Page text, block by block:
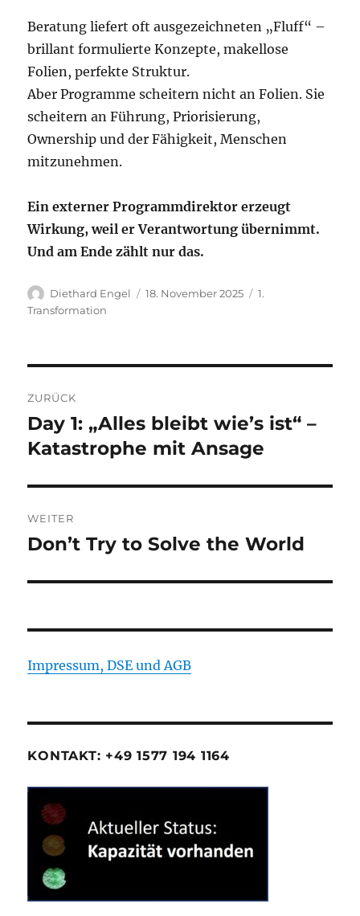
Beratung liefert oft ausgezeichneten „Fluff“ –
brillant formulierte Konzepte, makellose
Folien, perfekte Struktur.
Aber Programme scheitern nicht an Folien. Sie
scheitern an Führung, Priorisierung,
Ownership und der Fähigkeit, Menschen
mitzunehmen.
Ein externer Programmdirektor erzeugt
Wirkung, weil er Verantwortung übernimmt.
Und am Ende zählt nur das.
Autor
Diethard Engel
Veröffentlicht
18. November 2025 Kategorien
1.
Transformation
ZURÜCK
Vorheriger
Beitrag:
Day 1: „Alles bleibt wie’s ist“ –
Katastrophe mit Ansage
WEITER
Nächster
Don’t Try to Solve the World
Impressum, DSE und AGB
KONTAKT: +49 1577 194 1164